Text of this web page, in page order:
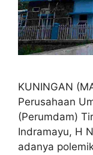
KUNINGAN
Perusahaan
(Perumdam)
Indramayu, H
adanya